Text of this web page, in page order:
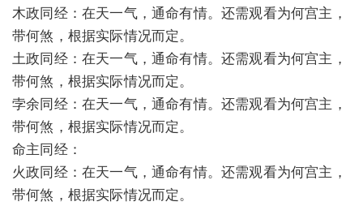
木政同经：在天一气，通命有情。还需观看为何宫主，
带何煞，根据实际情况而定。
土政同经：在天一气，通命有情。还需观看为何宫主，
带何煞，根据实际情况而定。
孛余同经：在天一气，通命有情。还需观看为何宫主，
带何煞，根据实际情况而定。
命主同经：
火政同经：在天一气，通命有情。还需观看为何宫主，
带何煞，根据实际情况而定。